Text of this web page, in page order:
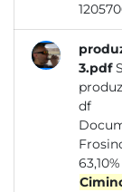
3.pdf
df